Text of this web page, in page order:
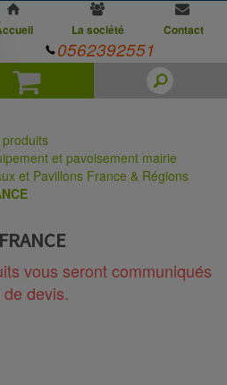
Panier
La société Contact
0562392551
et pavoisement mairie
et Pavillons France & Régions
vous seront communiqués
devis.